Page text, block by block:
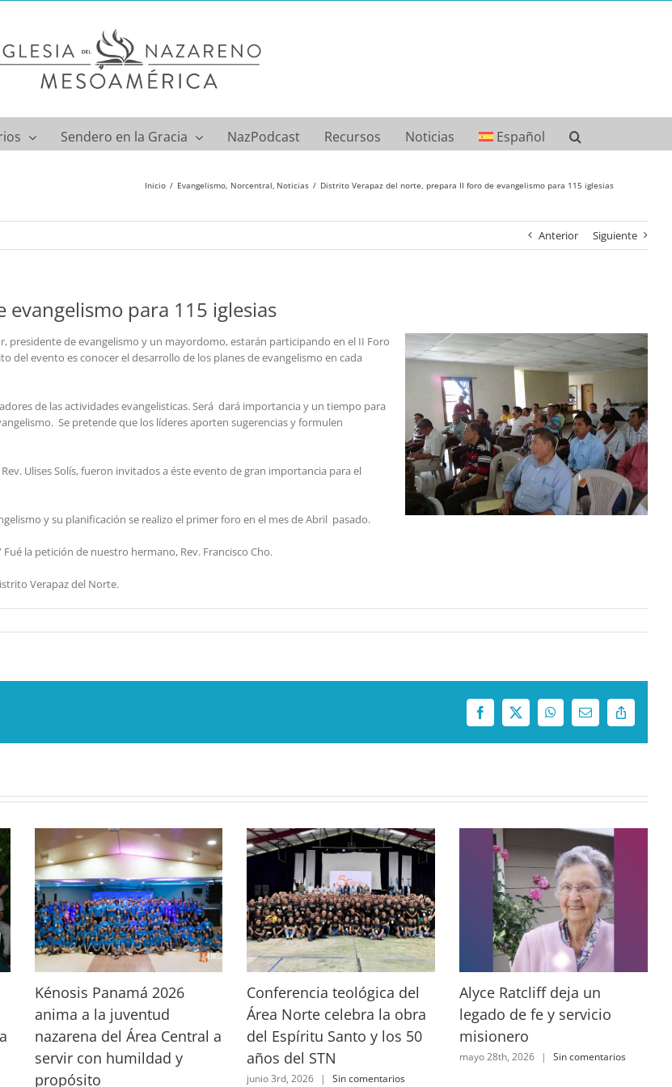
Sendero en la Gracia NazPodcast Recursos Noticias Español
Inicio Evangelismo Norcentral Noticias Distrito Verapaz del norte, prepara II foro de evangelismo para 115 iglesias
Anterior Siguiente
para 115 iglesias
presidente de evangelismo y un mayordomo, estarán participando en el II Foro
del evento es conocer el desarrollo de los planes de evangelismo en cada
de las actividades evangelisticas. Será dará importancia y un tiempo para
Se pretende que los líderes aporten sugerencias y formulen
Ulises Solís, fueron invitados a éste evento de gran importancia para el
y su planificación se realizo el primer foro en el mes de Abril pasado.
la petición de nuestro hermano, Rev. Francisco Cho.
Verapaz del Norte.
Facebook
X WhatsAppCorreo
electrónico
Copy
Link
Kénosis Panamá 2026
anima a la juventud
nazarena del Área Central a
servir con humildad y
propósito
Conferencia teológica del
Área Norte celebra la obra
del Espíritu Santo y los 50
años del STN
junio 3rd, 2026 | Sin comentarios
Alyce Ratcliff deja un
legado de fe y servicio
misionero
mayo 28th, 2026 | Sin comentarios